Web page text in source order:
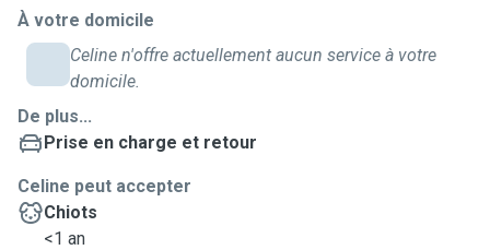
À votre domicile
Celine n'offre actuellement aucun service à votre
domicile.
De plus...
Prise en charge et retour
Celine peut accepter
Chiots
<1 an